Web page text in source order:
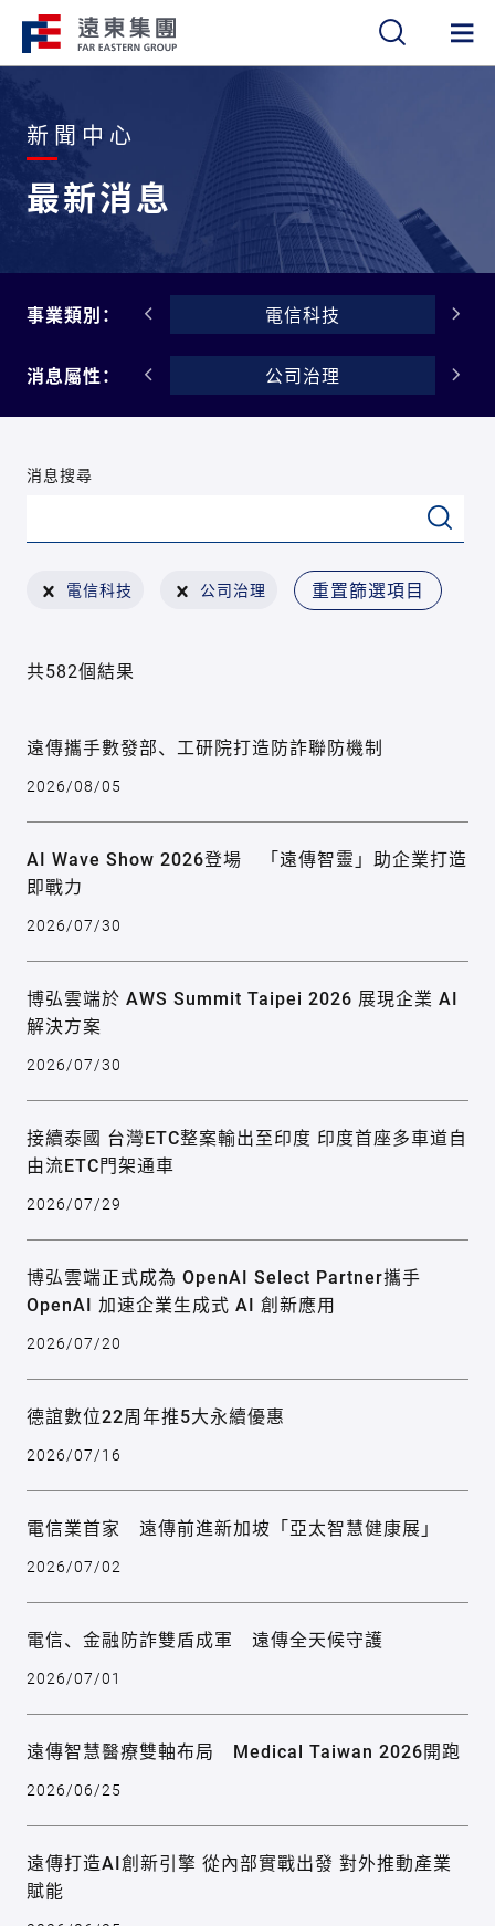
繁 簡 EN
新聞中心
最新消息
事業類別：
酯材料 電信科技
消息屬性：
公告 公司治理
消息搜尋
電信科技 公司治理 重置篩選項目
共582個結果
遠傳攜手數發部、工研院打造防詐聯防機制
2026/08/05
AI Wave Show 2026登場 「遠傳智靈」助企業打造
即戰力
2026/07/30
博弘雲端於 AWS Summit Taipei 2026 展現企業 AI
解決方案
2026/07/30
接續泰國 台灣ETC整案輸出至印度 印度首座多車道自
由流ETC門架通車
2026/07/29
博弘雲端正式成為 OpenAI Select Partner攜手
OpenAI 加速企業生成式 AI 創新應用
2026/07/20
德誼數位22周年推5大永續優惠
2026/07/16
電信業首家 遠傳前進新加坡「亞太智慧健康展」
2026/07/02
電信、金融防詐雙盾成軍 遠傳全天候守護
2026/07/01
遠傳智慧醫療雙軸布局 Medical Taiwan 2026開跑
2026/06/25
遠傳打造AI創新引擎 從內部實戰出發 對外推動產業
賦能